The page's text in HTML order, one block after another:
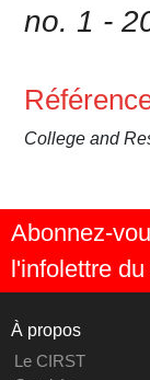
no. 1 -
College and
Abonnez-
l'infolettre
À propos
Le CIRST